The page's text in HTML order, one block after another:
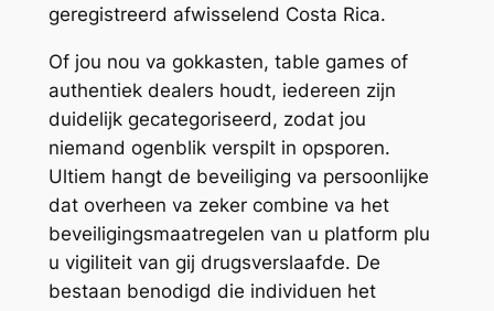
geregistreerd afwisselend Costa Rica.
Of jou nou va gokkasten, table games of
authentiek dealers houdt, iedereen zijn
duidelijk gecategoriseerd, zodat jou
niemand ogenblik verspilt in opsporen.
Ultiem hangt de beveiliging va persoonlijke
dat overheen va zeker combine va het
beveiligingsmaatregelen van u platform plu
u vigiliteit van gij drugsverslaafde. De
bestaan benodigd die individuen het